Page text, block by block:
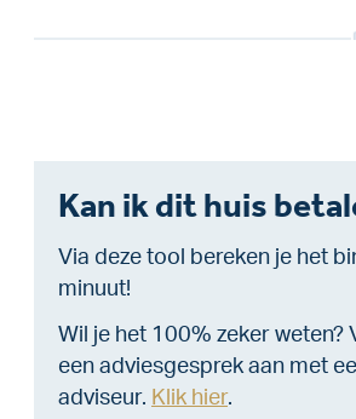
Kan ik dit huis
Via deze tool bereken je het
minuut!
Wil je het 100% zeker weten?
een adviesgesprek aan met
adviseur. Klik hier.